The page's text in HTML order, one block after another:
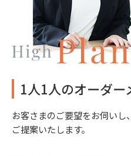
1人1人のオーダー
お客さまのご要望をお伺い
ご提案いたします。